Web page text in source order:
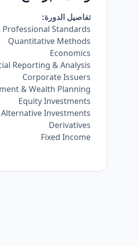
تفاصيل الدورة:
Professional Standards
Quantitative Methods
Economics
Reporting & Analysis
Corporate Issuers
& Wealth Planning
Equity Investments
Alternative Investments
Derivatives
Fixed Income